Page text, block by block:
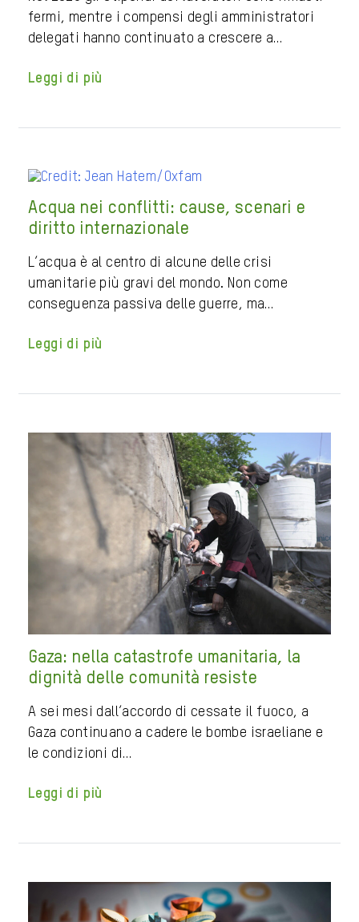
fermi, mentre i compensi degli amministratori
delegati hanno continuato a crescere a…
Leggi di più
Acqua nei conflitti: cause, scenari e
diritto internazionale
L’acqua è al centro di alcune delle crisi
umanitarie più gravi del mondo. Non come
conseguenza passiva delle guerre, ma…
Leggi di più
Gaza: nella catastrofe umanitaria, la
dignità delle comunità resiste
A sei mesi dall’accordo di cessate il fuoco, a
Gaza continuano a cadere le bombe israeliane e
le condizioni di…
Leggi di più